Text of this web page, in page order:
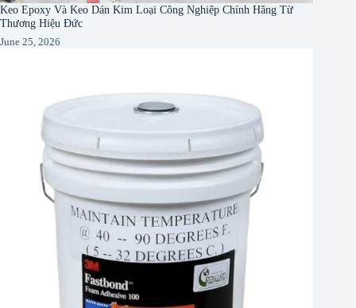
Keo Epoxy Và Keo Dán Kim Loại Công Nghiệp Chính Hãng Từ
Thương Hiệu Đức
June 25, 2026